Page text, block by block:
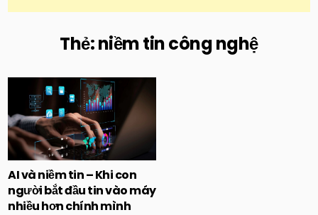
Thẻ:niềm tin công nghệ
Posted
in
AI và niềm tin – Khi con
người bắt đầu tin vào máy
nhiều hơn chính mình